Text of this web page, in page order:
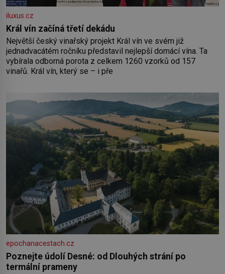
iluxus.cz
Král vín začíná třetí dekádu
Největší český vinařský projekt Král vín ve svém již
jednadvacátém ročníku představil nejlepší domácí vína. Ta
vybírala odborná porota z celkem 1260 vzorků od 157
vinařů. Král vín, který se – i pře
epochanacestach.cz
Poznejte údolí Desné: od Dlouhých strání po
termální prameny